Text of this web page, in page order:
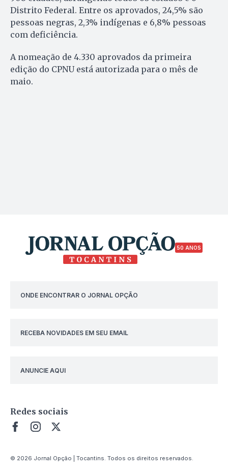
Distrito Federal. Entre os aprovados, 24,5% são
pessoas negras, 2,3% indígenas e 6,8% pessoas
com deficiência.
A nomeação de 4.330 aprovados da primeira
edição do CPNU está autorizada para o mês de
maio.
50 ANOS
ONDE ENCONTRAR O JORNAL OPÇÃO
RECEBA NOVIDADES EM SEU EMAIL
ANUNCIE AQUI
Redes sociais
© 2026 Jornal Opção | Tocantins. Todos os direitos reservados.